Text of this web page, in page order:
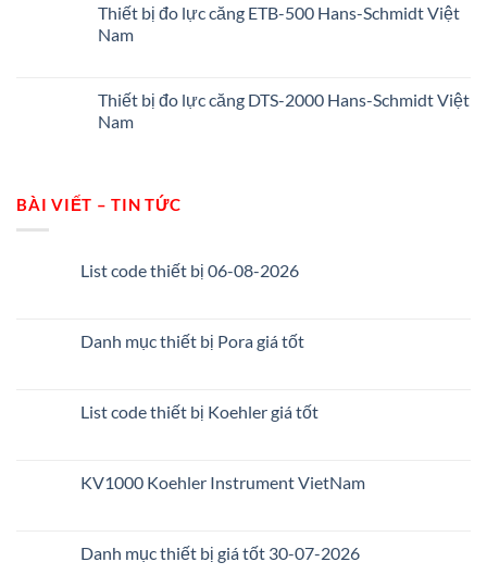
Thiết bị đo lực căng ETB-500 Hans-Schmidt Việt
Nam
Thiết bị đo lực căng DTS-2000 Hans-Schmidt Việt
Nam
BÀI VIẾT – TIN TỨC
List code thiết bị 06-08-2026
Danh mục thiết bị Pora giá tốt
List code thiết bị Koehler giá tốt
KV1000 Koehler Instrument VietNam
Danh mục thiết bị giá tốt 30-07-2026